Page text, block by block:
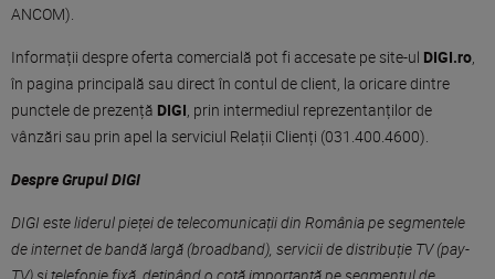
ANCOM).
Informații despre oferta comercială pot fi accesate pe site-ul DIGI.ro,
în pagina principală sau direct în contul de client, la oricare dintre
punctele de prezență DIGI, prin intermediul reprezentanților de
vânzări sau prin apel la serviciul Relații Clienți (031.400.4600).
Despre Grupul DIGI
DIGI este liderul pieței de telecomunicații din România pe segmentele
de internet de bandă largă (broadband), servicii de distribuție TV (pay-